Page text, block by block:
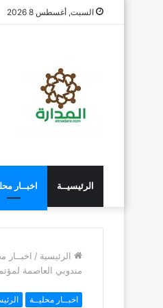
السبت, أغسطس 8 2026
الرئيسيــة اخبــار
الرئيسية / اخبــار
مندوبي العاصمة
اخبــار محليــة